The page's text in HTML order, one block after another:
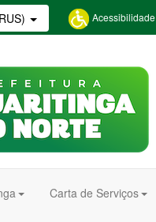
Acessibilidade
Carta de Serviços